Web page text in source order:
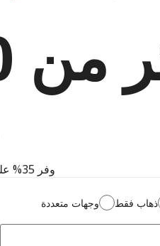
وفر 35% على الأقل من خلال السفر مع خاصية النقل الذاتي
ذهاب فقط
وجهات متعددة